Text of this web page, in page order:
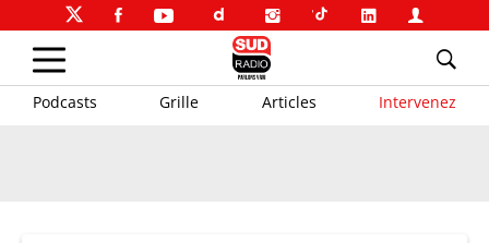
Podcasts Grille Articles Intervenez